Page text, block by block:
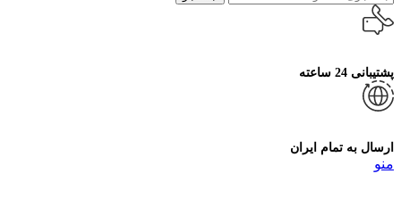
پشتیبانی 24 ساعته
ارسال به تمام ایران
منو